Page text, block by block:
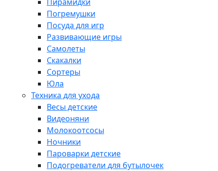
Погремушки
Посуда для игр
Развивающие игры
Самолеты
Скакалки
Сортеры
Юла
Техника для ухода
Весы детские
Видеоняни
Молокоотсосы
Ночники
Пароварки детские
Подогреватели для бутылочек